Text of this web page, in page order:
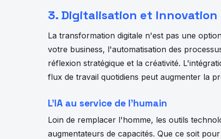
3. Digitalisation et
La transformation digitale n'est pas une
votre business, l'automatisation des
réflexion stratégique et la créativité.
flux de travail quotidiens peut augmenter la
L'IA au service de l'humain
Loin de remplacer l'homme, les outils
augmentateurs de capacités. Que ce soit